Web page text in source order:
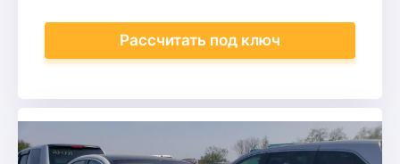
Рассчитать под ключ